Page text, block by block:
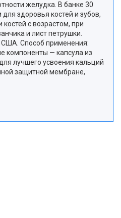
желудка. В банке 30
здоровья костей и зубов,
с возрастом, при
и лист петрушки.
США. Способ применения:
компоненты — капсула из
лучшего усвоения кальций
защитной мембране,